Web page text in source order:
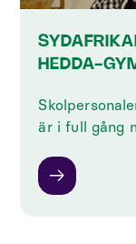
HEDDA-
är i full gång